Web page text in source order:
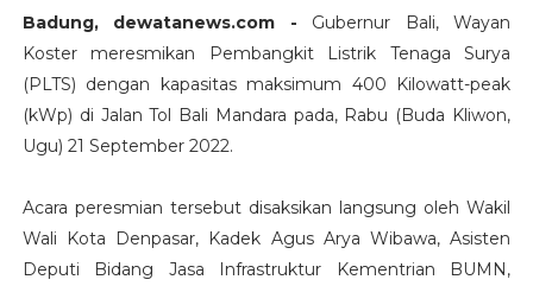
Badung, dewatanews.com - Gubernur Bali, Wayan
Koster meresmikan Pembangkit Listrik Tenaga Surya
(PLTS) dengan kapasitas maksimum 400 Kilowatt-peak
(kWp) di Jalan Tol Bali Mandara pada, Rabu (Buda Kliwon,
Ugu) 21 September 2022.
Acara peresmian tersebut disaksikan langsung oleh Wakil
Wali Kota Denpasar, Kadek Agus Arya Wibawa, Asisten
Deputi Bidang Jasa Infrastruktur Kementrian BUMN,